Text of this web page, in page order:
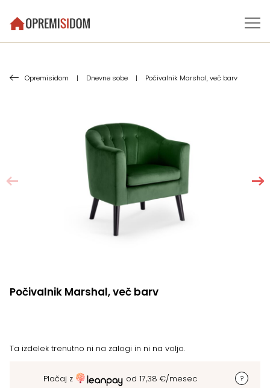
Opremisidom | Dnevne sobe | Počivalnik Marshal, več barv
Počivalnik Marshal, več barv
Ta izdelek trenutno ni na zalogi in ni na voljo.
Plačaj z od 17,38 €/mesec